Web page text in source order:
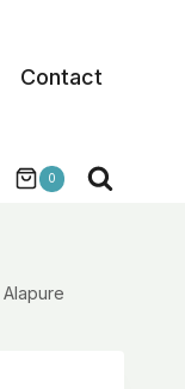
Contact
0
Alapure